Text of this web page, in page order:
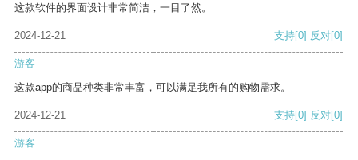
这款软件的界面设计非常简洁，一目了然。
2024-12-21 支持[0] 反对[0]
游客
这款app的商品种类非常丰富，可以满足我所有的购物需求。
2024-12-21 支持[0] 反对[0]
游客